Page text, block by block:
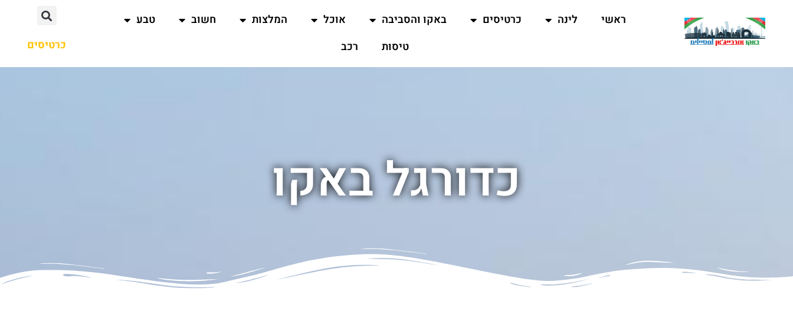
ראשי לינה כרטיסים באקו והסביבה אוכל המלצות חשוב
טבע
טיסות
רכב כרטיסים
כדורגל באקו